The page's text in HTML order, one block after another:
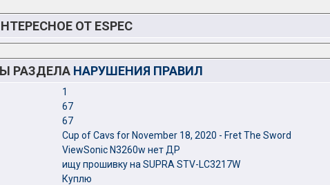
ОТ ESPEC
РАЗДЕЛА НАРУШЕНИЯ ПРАВИЛ
1
67
67
Cup of Cavs for November 18, 2020 - Fret The Sword
ViewSonic N3260w нет ДР
ищу прошивку на SUPRA STV-LC3217W
Куплю